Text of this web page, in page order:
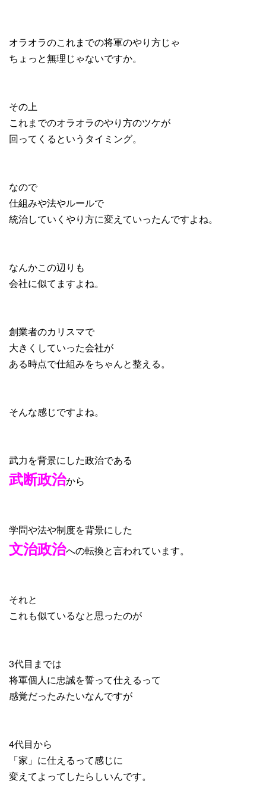
オラオラのこれまでの将軍のやり方じゃ
ちょっと無理じゃないですか。
その上
これまでのオラオラのやり方のツケが
回ってくるというタイミング。
なので
仕組みや法やルールで
統治していくやり方に変えていったんですよね。
なんかこの辺りも
会社に似てますよね。
創業者のカリスマで
大きくしていった会社が
ある時点で仕組みをちゃんと整える。
そんな感じですよね。
武力を背景にした政治である
武断政治から
学問や法や制度を背景にした
文治政治への転換と言われています。
それと
これも似ているなと思ったのが
3代目までは
将軍個人に忠誠を誓って仕えるって
感覚だったみたいなんですが
4代目から
「家」に仕えるって感じに
変えてよってしたらしいんです。